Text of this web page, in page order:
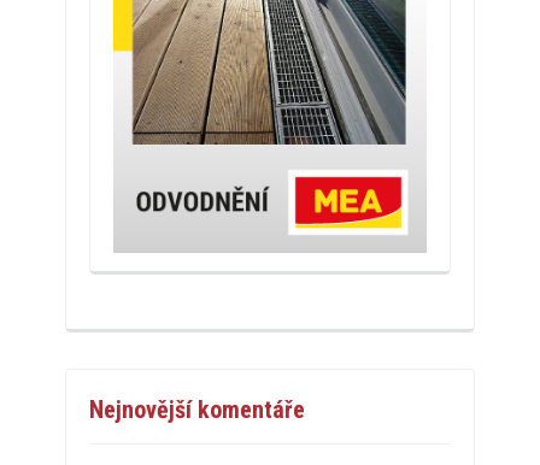
Nejnovější komentáře